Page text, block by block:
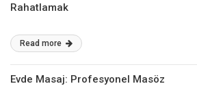
Rahatlamak
Read more
Evde Masaj: Profesyonel Masöz